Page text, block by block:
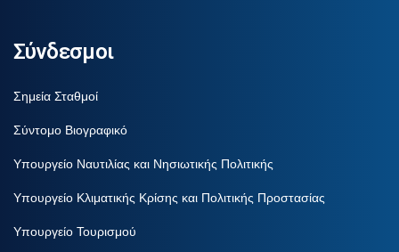
Σύνδεσμοι
Σημεία Σταθμοί
Σύντομο Βιογραφικό
Υπουργείο Ναυτιλίας και Νησιωτικής Πολιτικής
Υπουργείο Κλιματικής Κρίσης και Πολιτικής Προστασίας
Υπουργείο Τουρισμού